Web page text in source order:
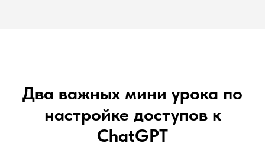
Два важных мини урока по
настройке доступов к
ChatGPT